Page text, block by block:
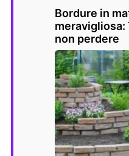
Bordure in
non perdere